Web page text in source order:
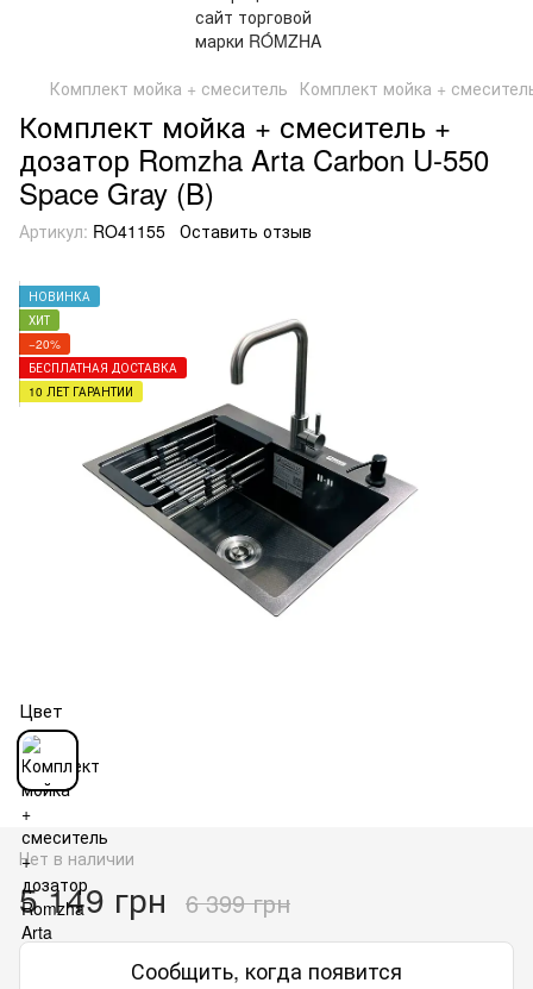
Комплект мойка + смеситель Комплект мойка +
Комплект мойка + смеситель +
дозатор Romzha Arta Carbon U-550
Space Gray (B)
Артикул: RO41155 Оставить отзыв
НОВИНКА
ХИТ
−20%
БЕСПЛАТНАЯ ДОСТАВКА
10 ЛЕТ ГАРАНТИИ
Цвет
Нет в наличии
5 149 грн 6 399 грн
Сообщить, когда появится